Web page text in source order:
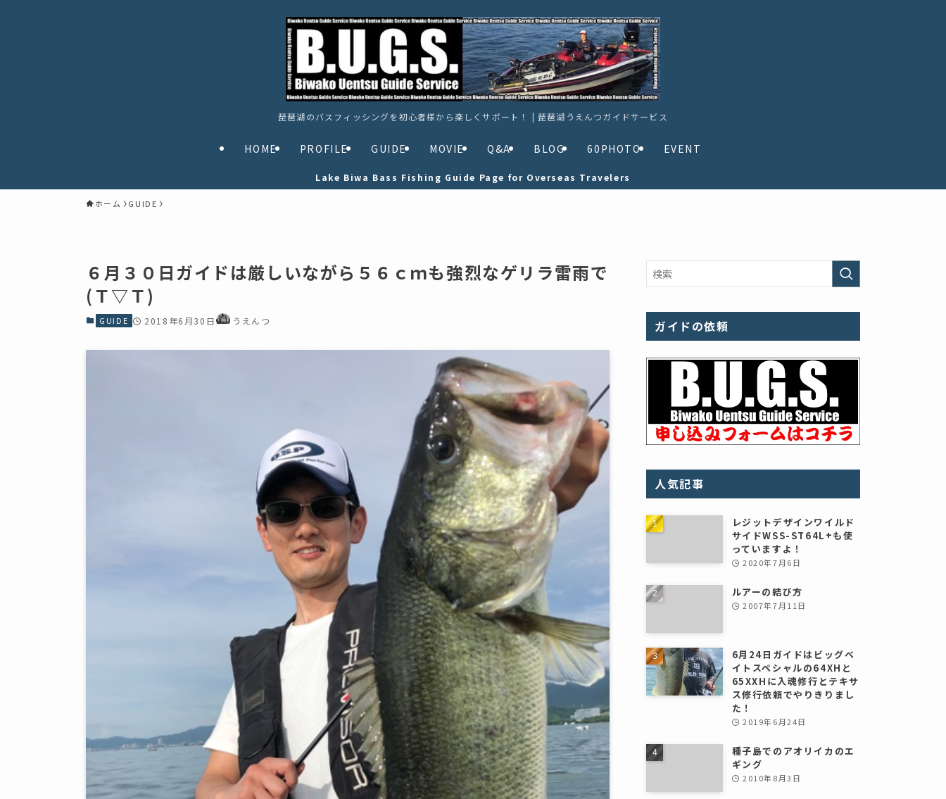
琵琶湖のバスフィッシングを初心者様から楽しくサポート！ | 琵琶湖うえんつガイドサービス
HOME PROFILE GUIDE MOVIE Q&A BLOG 60PHOTO EVENT
Lake Biwa Bass Fishing Guide Page for Overseas Travelers
ホーム GUIDE
６月３０日ガイドは厳しいながら５６ｃｍも強烈なゲリラ雷雨で
(Ｔ▽Ｔ)
GUIDE 2018年6月30日 うえんつ ガイドの依頼
人気記事
レジットデザインワイルド
サイドWSS-ST64L+も使
っていますよ！
2020年7月6日
ルアーの結び方
2007年7月11日
6月24日ガイドはビッグベ
イトスペシャルの64XHと
65XXHに入魂修行とテキサ
ス修行依頼でやりきりまし
た！
2019年6月24日
種子島でのアオリイカのエ
ギング
2010年8月3日